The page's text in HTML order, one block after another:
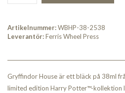
Artikelnummer:WBHP-38-2538
Leverantör:Ferris Wheel Press
Gryffindor House är ett bläck på 38ml
limited edition Harry Potter™-kollektion